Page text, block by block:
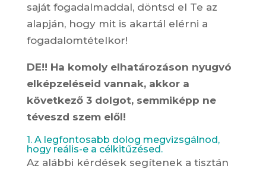
saját fogadalmaddal, döntsd el Te az
alapján, hogy mit is akartál elérni a
fogadalomtételkor!
DE!! Ha komoly elhatározáson nyugvó
elképzeléseid vannak, akkor a
következő 3 dolgot, semmiképp ne
téveszd szem elől!
1. A legfontosabb dolog megvizsgálnod,
hogy reális-e a célkitűzésed.
Az alábbi kérdések segítenek a tisztán